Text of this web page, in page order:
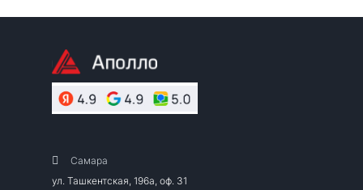
Самара
ул. Ташкентская, 196а, оф. 31